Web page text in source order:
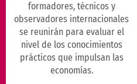
formadores, técnicos y
observadores internacionales
se reunirán para evaluar el
nivel de los conocimientos
prácticos que impulsan las
economías.